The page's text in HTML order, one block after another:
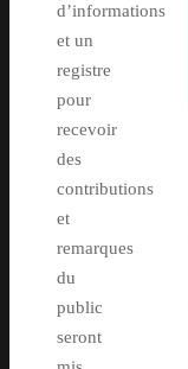
d’informations
et un
registre
pour
recevoir
des
contributions
et
remarques
du
public
seront